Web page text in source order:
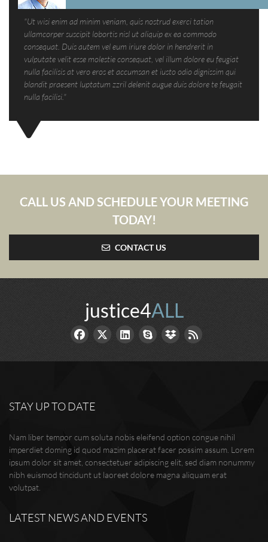
"Ut wisi enim ad minim veniam, quis nostrud exerci tation
ullamcorper suscipit lobortis nisl ut aliquip ex ea commodo
consequat. Duis autem vel eum iriure dolor in hendrerit in
vulputate velit esse molestie consequat, vel illum dolore eu feugiat
nulla facilisis at vero eros et accumsan et iusto odio dignissim qui
blandit praesent luptatum zzril delenit augue duis dolore te feugait
nulla facilisi."
CALL US AND SCHEDULE YOUR MEETING
TODAY!
CONTACT US
justice4ALL
STAY UP TO DATE
Nam liber tempor cum soluta nobis eleifend option congue nihil
imperdiet doming id quod mazim placerat facer possim assum. Lorem
ipsum dolor sit amet, consectetuer adipiscing elit, sed diam nonummy
nibh euismod tincidunt ut laoreet dolore magna aliquam erat
volutpat.
LATEST NEWS AND EVENTS